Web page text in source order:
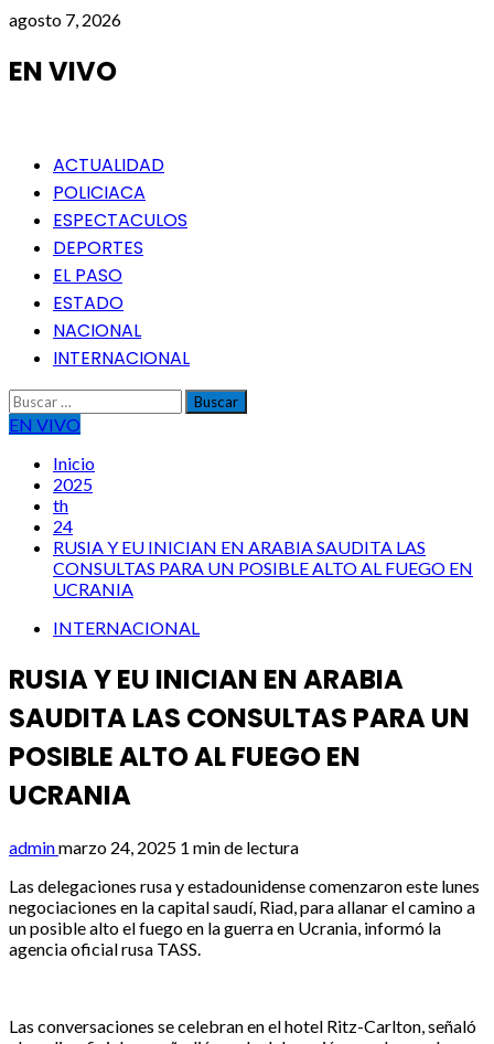
Saltar
contenido
agosto 7, 2026
EN VIVO
Menú
principal
ACTUALIDAD
POLICIACA
ESPECTACULOS
DEPORTES
EL PASO
ESTADO
NACIONAL
INTERNACIONAL
Buscar:
EN VIVO
Inicio
2025
th
24
RUSIA Y EU INICIAN EN ARABIA SAUDITA LAS
CONSULTAS PARA UN POSIBLE ALTO AL FUEGO EN
UCRANIA
INTERNACIONAL
RUSIA Y EU INICIAN EN ARABIA
SAUDITA LAS CONSULTAS PARA UN
POSIBLE ALTO AL FUEGO EN
UCRANIA
adminmarzo 24, 2025 1 min de lectura
Las delegaciones rusa y estadounidense comenzaron este lunes
negociaciones en la capital saudí, Riad, para allanar el camino a
un posible alto el fuego en la guerra en Ucrania, informó la
agencia oficial rusa TASS.
Las conversaciones se celebran en el hotel Ritz-Carlton, señaló